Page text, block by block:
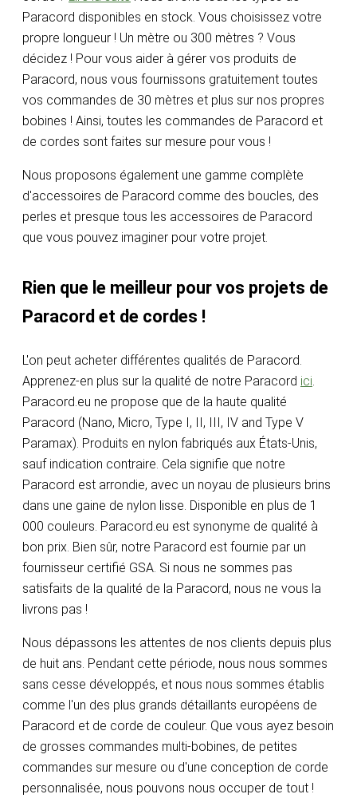
Paracord disponibles en stock. Vous choisissez votre
propre longueur ! Un mètre ou 300 mètres ? Vous
décidez ! Pour vous aider à gérer vos produits de
Paracord, nous vous fournissons gratuitement toutes
vos commandes de 30 mètres et plus sur nos propres
bobines ! Ainsi, toutes les commandes de Paracord et
de cordes sont faites sur mesure pour vous !
Nous proposons également une gamme complète
d'accessoires de Paracord comme des boucles, des
perles et presque tous les accessoires de Paracord
que vous pouvez imaginer pour votre projet.
Rien que le meilleur pour vos projets de
Paracord et de cordes !
L'on peut acheter différentes qualités de Paracord.
Apprenez-en plus sur la qualité de notre Paracord ici.
Paracord.eu ne propose que de la haute qualité
Paracord (Nano, Micro, Type I, II, III, IV and Type V
Paramax). Produits en nylon fabriqués aux États-Unis,
sauf indication contraire. Cela signifie que notre
Paracord est arrondie, avec un noyau de plusieurs brins
dans une gaine de nylon lisse. Disponible en plus de 1
000 couleurs. Paracord.eu est synonyme de qualité à
bon prix. Bien sûr, notre Paracord est fournie par un
fournisseur certifié GSA. Si nous ne sommes pas
satisfaits de la qualité de la Paracord, nous ne vous la
livrons pas !
Nous dépassons les attentes de nos clients depuis plus
de huit ans. Pendant cette période, nous nous sommes
sans cesse développés, et nous nous sommes établis
comme l'un des plus grands détaillants européens de
Paracord et de corde de couleur. Que vous ayez besoin
de grosses commandes multi-bobines, de petites
commandes sur mesure ou d'une conception de corde
personnalisée, nous pouvons nous occuper de tout !